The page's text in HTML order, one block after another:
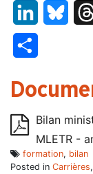
LinkedIn
Bilan
MLETR -
formation, bilan
Posted in Carrières,